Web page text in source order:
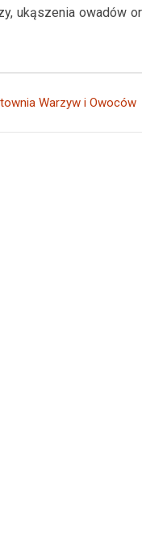
ukąszenia owadów
Warzyw i Owoców